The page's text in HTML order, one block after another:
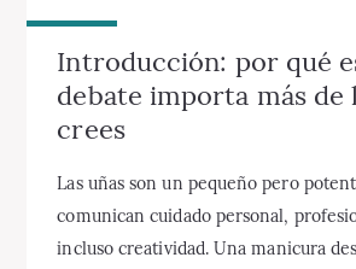
Introducción: por qué
debate importa más de
crees
Las uñas son un pequeño pero
comunican cuidado personal,
incluso creatividad. Una manicura